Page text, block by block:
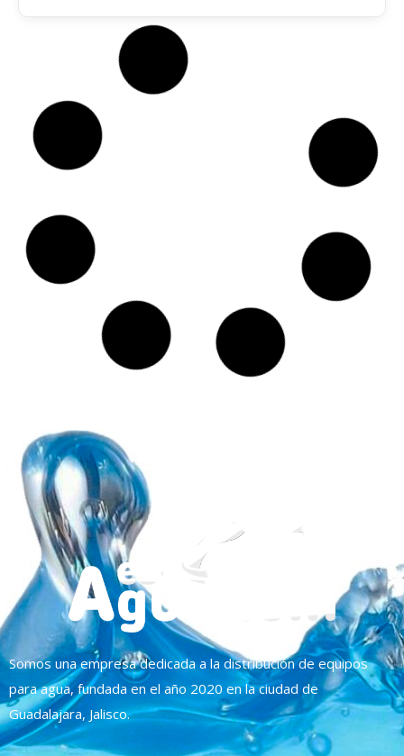
Somos una empresa dedicada a la distribución de equipos
para agua, fundada en el año 2020 en la ciudad de
Guadalajara, Jalisco.